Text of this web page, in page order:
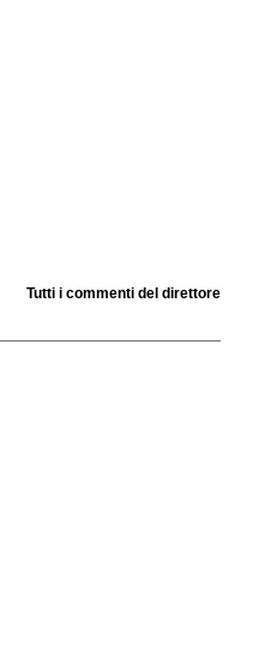
Tutti i commenti del direttore